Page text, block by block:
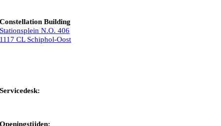
Constellation Building
Stationsplein N.O. 406
1117 CL Schiphol-Oost
Servicedesk:
Openingstijden: